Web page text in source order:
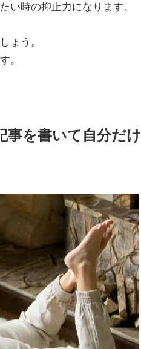
い時の抑止力になります。
ょう。
。
事を書いて自分だけ